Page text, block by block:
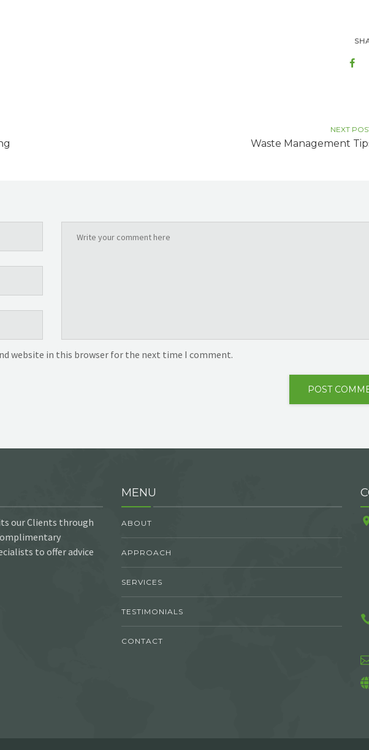
NEXT
Waste Management
website in this browser for the next time I comment.
our Clients through
to offer advice
MENU
ABOUT
APPROACH
SERVICES
TESTIMONIALS
CONTACT